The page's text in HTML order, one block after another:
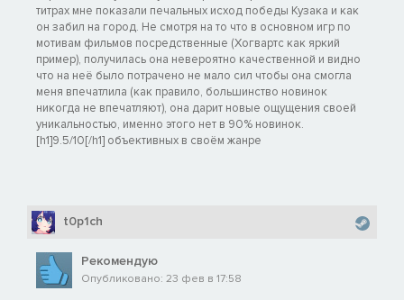
титрах мне показали печальных исход победы Кузака и как
он забил на город. Не смотря на то что в основном игр по
мотивам фильмов посредственные (Хогвартс как яркий
пример), получилась она невероятно качественной и видно
что на неё было потрачено не мало сил чтобы она смогла
меня впечатлила (как правило, большинство новинок
никогда не впечатляют), она дарит новые ощущения своей
уникальностью, именно этого нет в 90% новинок.
[h1]9.5/10[/h1] объективных в своём жанре
t0p1ch
Рекомендую
Опубликовано: 23 фев в 17:58